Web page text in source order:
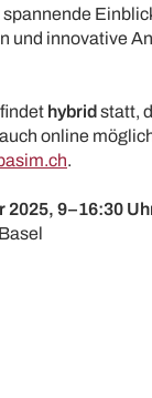
und innovative
hybridstatt,
online
.
2025, 9–16:30